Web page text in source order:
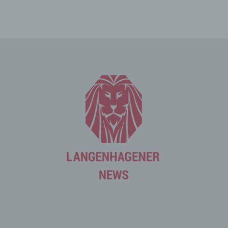
Internetbrowser oder andere Softwareprogramme
gelöscht werden. Dies ist in allen gängigen
Internetbrowsern möglich. Deaktiviert die betroffene
Person die Setzung von Cookies in dem genutzten
Internetbrowser, sind unter Umständen nicht alle
Funktionen unserer Internetseite vollumfänglich nutzbar.
Erfassung von allgemeinen Daten
und Informationen